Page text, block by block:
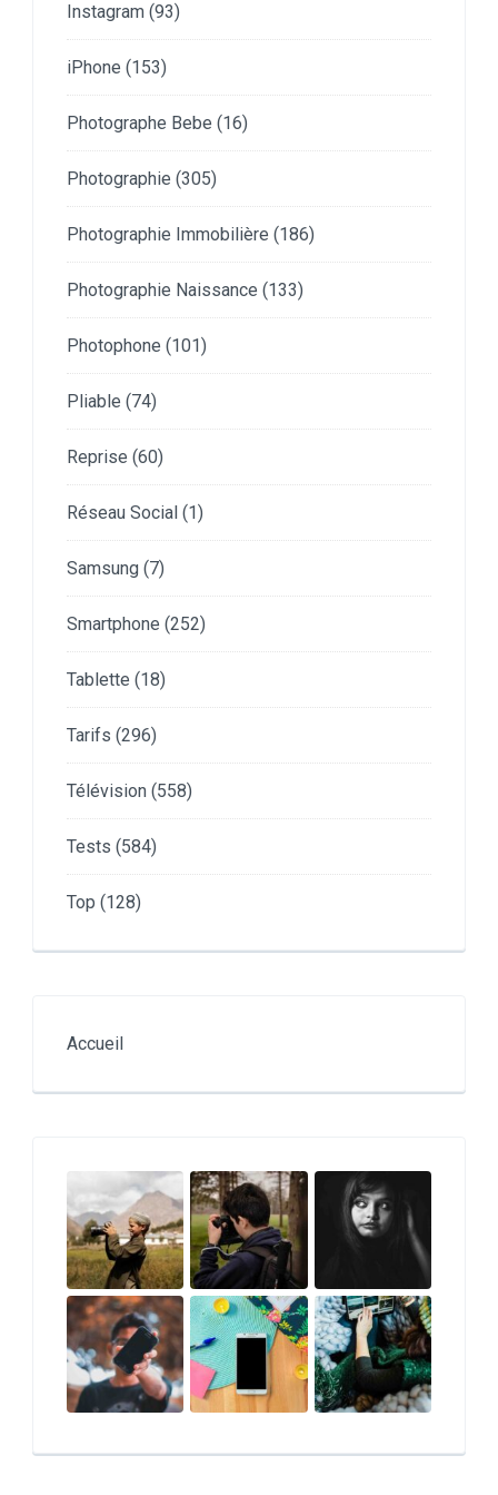
Instagram (93)
iPhone (153)
Photographe Bebe (16)
Photographie (305)
Photographie Immobilière (186)
Photographie Naissance (133)
Photophone (101)
Pliable (74)
Reprise (60)
Réseau Social (1)
Samsung (7)
Smartphone (252)
Tablette (18)
Tarifs (296)
Télévision (558)
Tests (584)
Top (128)
Accueil